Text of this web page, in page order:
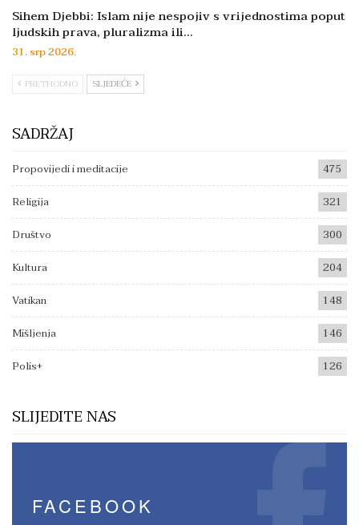
Sihem Djebbi: Islam nije nespojiv s vrijednostima poput
ljudskih prava, pluralizma ili…
31. srp 2026.
PRETHODNO SLJEDEĆE
SADRŽAJ
Propovijedi i meditacije
475
Religija
321
Društvo
300
Kultura
204
Vatikan
148
Mišljenja
146
Polis+
126
SLIJEDITE NAS
FACEBOOK